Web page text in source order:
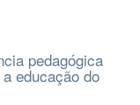
pedagógica
educação do